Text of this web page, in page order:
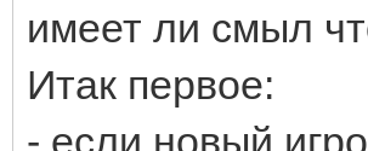
имеет ли смыл
Итак первое:
- если новый